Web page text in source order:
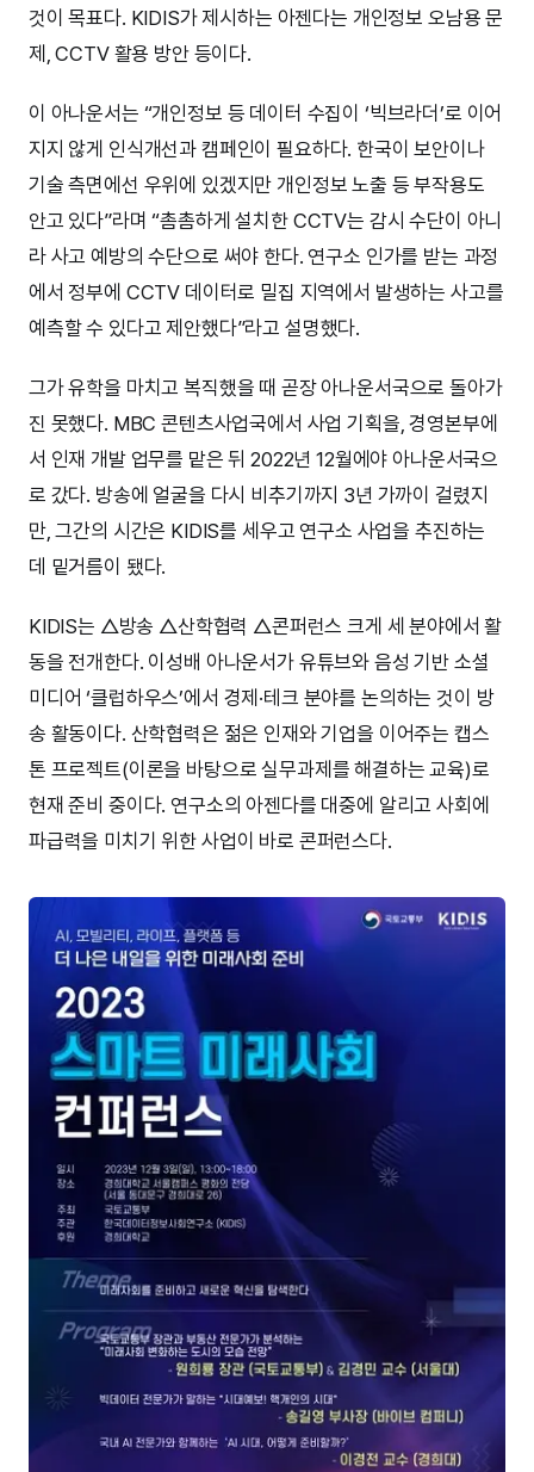
것이 목표다. KIDIS가 제시하는 아젠다는 개인정보 오남용 문
제, CCTV 활용 방안 등이다.
이 아나운서는 “개인정보 등 데이터 수집이 ‘빅브라더’로 이어
지지 않게 인식개선과 캠페인이 필요하다. 한국이 보안이나
기술 측면에선 우위에 있겠지만 개인정보 노출 등 부작용도
안고 있다”라며 “촘촘하게 설치한 CCTV는 감시 수단이 아니
라 사고 예방의 수단으로 써야 한다. 연구소 인가를 받는 과정
에서 정부에 CCTV 데이터로 밀집 지역에서 발생하는 사고를
예측할 수 있다고 제안했다”라고 설명했다.
그가 유학을 마치고 복직했을 때 곧장 아나운서국으로 돌아가
진 못했다. MBC 콘텐츠사업국에서 사업 기획을, 경영본부에
서 인재 개발 업무를 맡은 뒤 2022년 12월에야 아나운서국으
로 갔다. 방송에 얼굴을 다시 비추기까지 3년 가까이 걸렸지
만, 그간의 시간은 KIDIS를 세우고 연구소 사업을 추진하는
데 밑거름이 됐다.
KIDIS는 △방송 △산학협력 △콘퍼런스 크게 세 분야에서 활
동을 전개한다. 이성배 아나운서가 유튜브와 음성 기반 소셜
미디어 ‘클럽하우스’에서 경제·테크 분야를 논의하는 것이 방
송 활동이다. 산학협력은 젊은 인재와 기업을 이어주는 캡스
톤 프로젝트(이론을 바탕으로 실무과제를 해결하는 교육)로
현재 준비 중이다. 연구소의 아젠다를 대중에 알리고 사회에
파급력을 미치기 위한 사업이 바로 콘퍼런스다.